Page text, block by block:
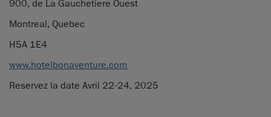
900, de La Gauchetiere Ouest
Montreal, Quebec
H5A 1E4
www.hotelbonaventure.com
Reservez la date Avril 22-24, 2025